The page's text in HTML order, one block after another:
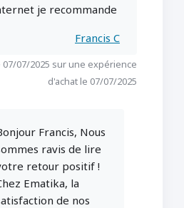
je recommande
Francis C
07/2025 sur une expérience
d'achat le 07/07/2025
Francis, Nous
ravis de lire
retour positif !
Ematika, la
de nos